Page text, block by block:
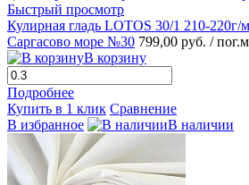
Быстрый просмотр
Кулирная гладь LOTOS 30/1 210-
Саргасово море №30 799,00 руб. /
В корзину
Подробнее
Купить в 1 клик Сравнение
В избранное
В наличии